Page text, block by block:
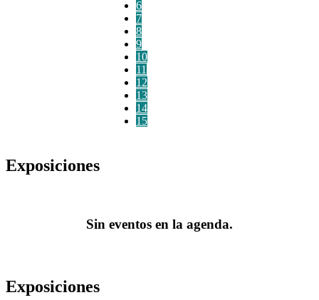
6
7
8
9
10
11
12
13
14
15
Exposiciones
Sin eventos en la agenda.
Exposiciones